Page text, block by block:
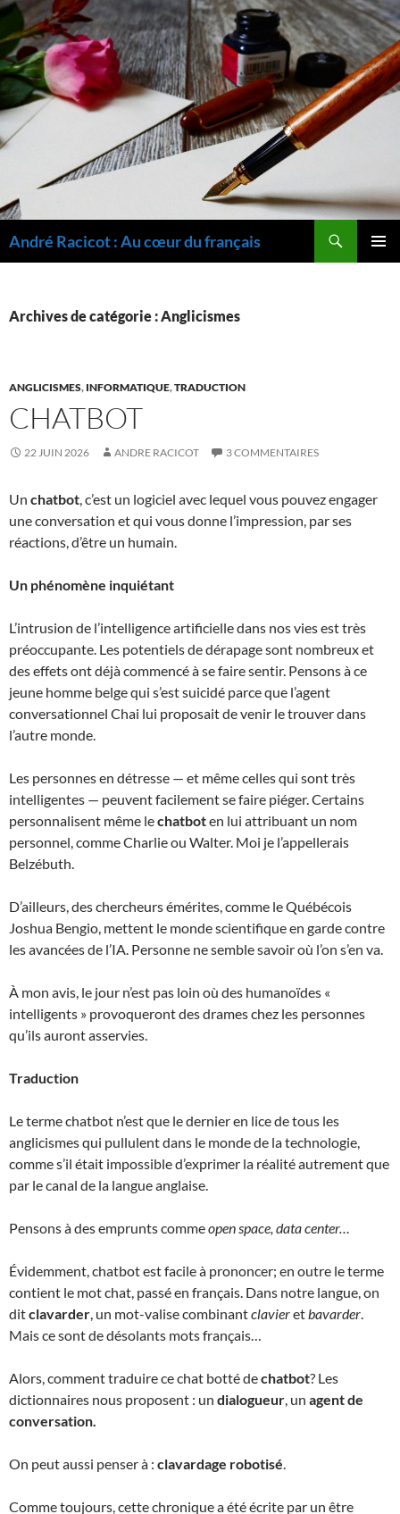
André Racicot : Au cœur du français
Archives de catégorie : Anglicismes
ANGLICISMES, INFORMATIQUE,TRADUCTION
CHATBOT
22 JUIN 2026 ANDRE RACICOT 3 COMMENTAIRES
Un chatbot, c’est un logiciel avec lequel vous pouvez engager
une conversation et qui vous donne l’impression, par ses
réactions, d’être un humain.
Un phénomène inquiétant
L’intrusion de l’intelligence artificielle dans nos vies est très
préoccupante. Les potentiels de dérapage sont nombreux et
des effets ont déjà commencé à se faire sentir. Pensons à ce
jeune homme belge qui s’est suicidé parce que l’agent
conversationnel Chai lui proposait de venir le trouver dans
l’autre monde.
Les personnes en détresse — et même celles qui sont très
intelligentes — peuvent facilement se faire piéger. Certains
personnalisent même lechatboten lui attribuant un nom
personnel, comme Charlie ou Walter. Moi je l’appellerais
Belzébuth.
D’ailleurs, des chercheurs émérites, comme le Québécois
Joshua Bengio, mettent le monde scientifique en garde contre
les avancées de l’IA. Personne ne semble savoir où l’on s’en va.
À mon avis, le jour n’est pas loin où des humanoïdes «
intelligents » provoqueront des drames chez les personnes
qu’ils auront asservies.
Traduction
Le terme chatbot n’est que le dernier en lice de tous les
anglicismes qui pullulent dans le monde de la technologie,
comme s’il était impossible d’exprimer la réalité autrement que
par le canal de la langue anglaise.
Pensons à des emprunts commeopen space, data center…
Évidemment, chatbot est facile à prononcer; en outre le terme
contient le mot chat, passé en français. Dans notre langue, on
ditclavarder, un mot-valise combinantclavieretbavarder.
Mais ce sont de désolants mots français…
Alors, comment traduire ce chat botté dechatbot? Les
dictionnaires nous proposent : un dialogueur, un agent de
conversation.
On peut aussi penser à : clavardage robotisé.
Comme toujours, cette chronique a été écrite par un être